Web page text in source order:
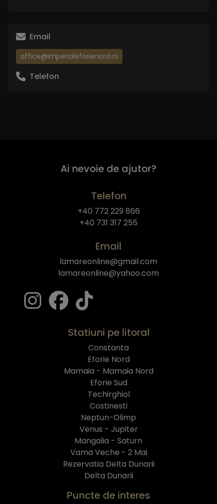
Email
office@imperialeforienord.ro
Telefon
Ai nevoie de ajutor?
Telefon
+40 772 229 866
+40 731 317 255
Email
lamareonline@gmail.com
lamareonline@yahoo.com
Statiuni pe litoral
Constanta
Eforie Nord
Mamaia - Mamaia Nord
Eforie Sud
Techirghiol
Costinesti
Neptun-Olimp
Venus - Jupiter
Mangalia - Saturn
Vama Veche - 2 Mai
Rezervatia Delta Dunarii
Delta Dunarii
Puncte de interes